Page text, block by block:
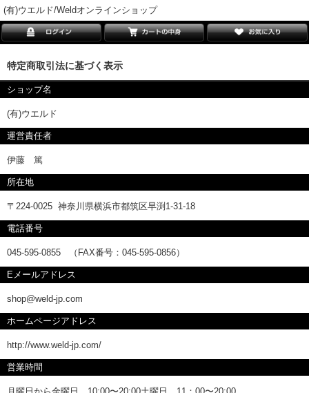
(有)ウエルド/Weldオンラインショップ
特定商取引法に基づく表示
ショップ名
(有)ウエルド
運営責任者
伊藤 篤
所在地
〒224-0025 神奈川県横浜市都筑区早渕1-31-18
電話番号
045-595-0855 （FAX番号：045-595-0856）
Eメールアドレス
shop@weld-jp.com
ホームページアドレス
http://www.weld-jp.com/
営業時間